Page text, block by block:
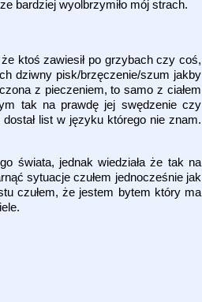
bardziej wyolbrzymiło mój strach.
ktoś zawiesił po grzybach czy coś,
dziwny pisk/brzęczenie/szum jakby
z pieczeniem, to samo z ciałem
tak na prawdę jej swędzenie czy
list w języku którego nie znam.
świata, jednak wiedziała że tak na
sytuacje czułem jednocześnie jak
czułem, że jestem bytem który ma